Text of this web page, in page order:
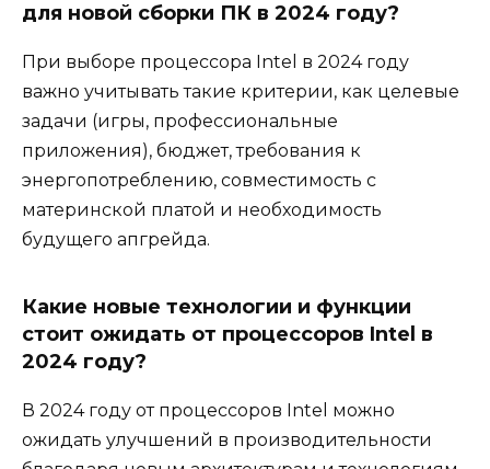
для новой сборки ПК в 2024 году?
При выборе процессора Intel в 2024 году
важно учитывать такие критерии, как целевые
задачи (игры, профессиональные
приложения), бюджет, требования к
энергопотреблению, совместимость с
материнской платой и необходимость
будущего апгрейда.
Какие новые технологии и функции
стоит ожидать от процессоров Intel в
2024 году?
В 2024 году от процессоров Intel можно
ожидать улучшений в производительности